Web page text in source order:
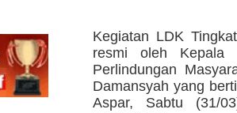
Kegiatan LDK
resmi oleh Kepala
Perlindungan
Damansyah yang
Aspar, Sabtu (31/